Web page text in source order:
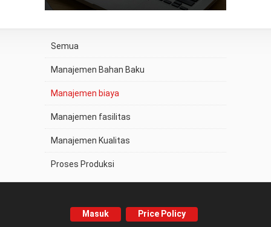
Semua
Manajemen Bahan Baku
Manajemen biaya
Manajemen fasilitas
Manajemen Kualitas
Proses Produksi
Masuk Price Policy